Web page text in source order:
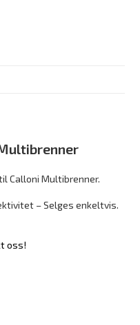
Calloni Multibrenner.
– Selges enkeltvis.
oss!